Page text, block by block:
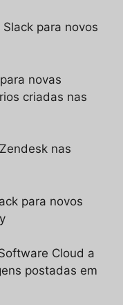
para novos
novas
criadas nas
nas
para novos
Cloud a
postadas em